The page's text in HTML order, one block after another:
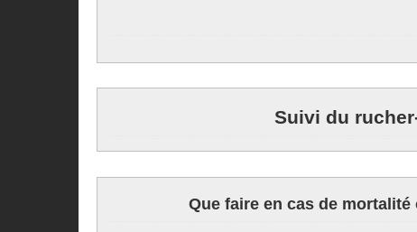
Suivi du
Que faire en cas de